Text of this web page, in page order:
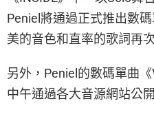
Peniel將通過正式推出數
美的音色和直率的歌詞再
另外，Peniel的數碼單曲
中午通過各大音源網站公